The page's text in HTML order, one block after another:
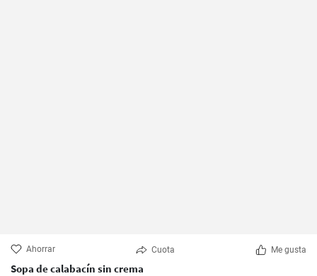
Ahorrar Cuota Me gusta
Sopa de calabacín sin crema